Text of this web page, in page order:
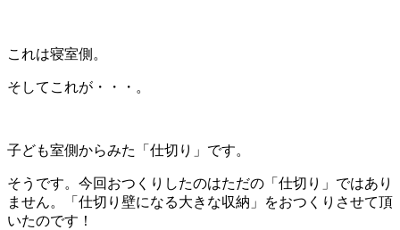
これは寝室側。
そしてこれが・・・。
子ども室側からみた「仕切り」です。
そうです。今回おつくりしたのはただの「仕切り」ではあり
ません。「仕切り壁になる大きな収納」をおつくりさせて頂
いたのです！